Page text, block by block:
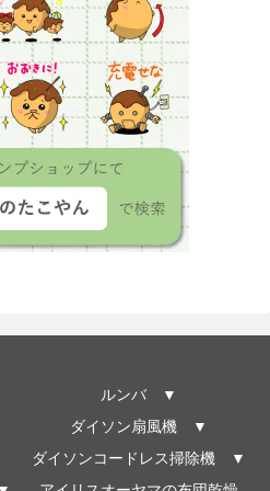
ルンバ ▼
ダイソン扇風機 ▼
ダイソンコードレス掃除機 ▼